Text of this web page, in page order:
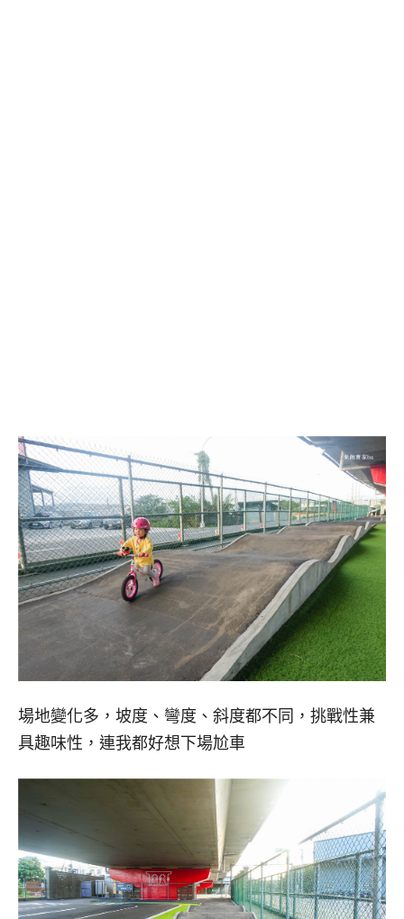
場地變化多，坡度、彎度、斜度都不同，挑戰性兼
具趣味性，連我都好想下場尬車